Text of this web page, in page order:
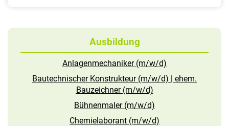
Ausbildung
Anlagenmechaniker (m/w/d)
Bautechnischer Konstrukteur (m/w/d) | ehem.
Bauzeichner (m/w/d)
Bühnenmaler (m/w/d)
Chemielaborant (m/w/d)